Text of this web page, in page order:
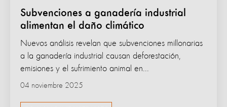
Subvenciones a ganadería industrial
alimentan el daño climático
04 noviembre 2025
Nuevos análisis revelan que subvenciones millonarias
a la ganadería industrial causan deforestación,
emisiones y el sufrimiento animal en...